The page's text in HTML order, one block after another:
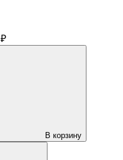
₽
В корзину